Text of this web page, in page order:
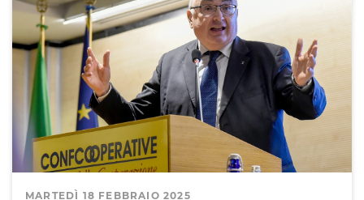
MARTEDÌ 18 FEBBRAIO 2025